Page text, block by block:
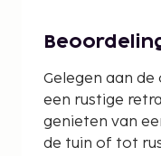
Gelegen aan
een rustige
genieten van
de tuin of tot